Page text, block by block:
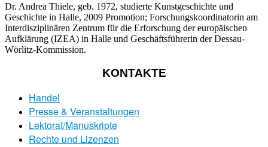
Dr. Andrea Thiele, geb. 1972, studierte Kunstgeschichte und
Geschichte in Halle, 2009 Promotion; Forschungskoordinatorin am
Interdisziplinären Zentrum für die Erforschung der europäischen
Aufklärung (IZEA) in Halle und Geschäftsführerin der Dessau-
Wörlitz-Kommission.
KONTAKTE
Handel
Presse & Veranstaltungen
Lektorat/Manuskripte
Rechte und Lizenzen